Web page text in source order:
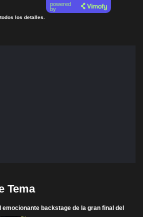
powered
by
los detalles.
Tema
emocionante backstage de la gran final del